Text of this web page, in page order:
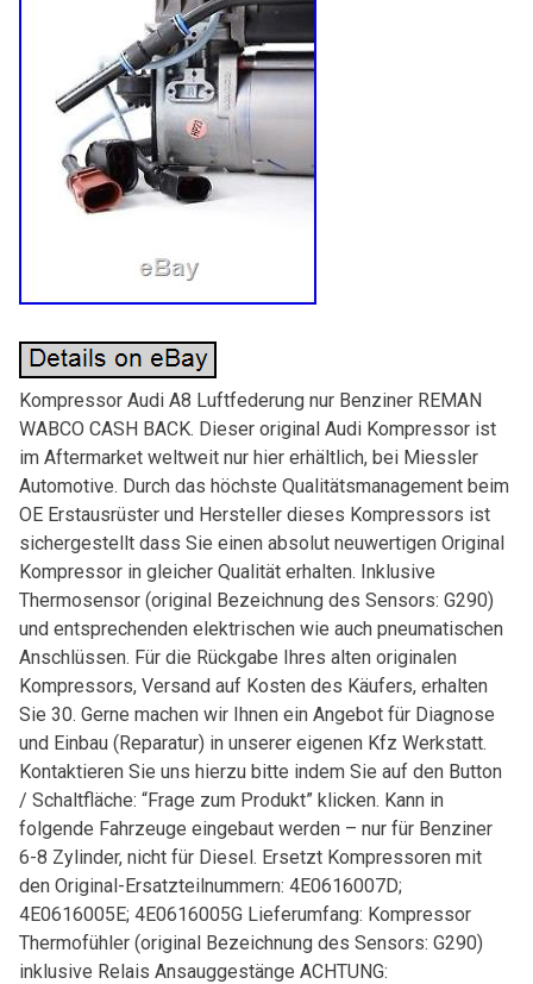
Kompressor Audi A8 Luftfederung nur Benziner REMAN
WABCO CASH BACK. Dieser original Audi Kompressor ist
im Aftermarket weltweit nur hier erhältlich, bei Miessler
Automotive. Durch das höchste Qualitätsmanagement beim
OE Erstausrüster und Hersteller dieses Kompressors ist
sichergestellt dass Sie einen absolut neuwertigen Original
Kompressor in gleicher Qualität erhalten. Inklusive
Thermosensor (original Bezeichnung des Sensors: G290)
und entsprechenden elektrischen wie auch pneumatischen
Anschlüssen. Für die Rückgabe Ihres alten originalen
Kompressors, Versand auf Kosten des Käufers, erhalten
Sie 30. Gerne machen wir Ihnen ein Angebot für Diagnose
und Einbau (Reparatur) in unserer eigenen Kfz Werkstatt.
Kontaktieren Sie uns hierzu bitte indem Sie auf den Button
/ Schaltfläche: “Frage zum Produkt” klicken. Kann in
folgende Fahrzeuge eingebaut werden – nur für Benziner
6-8 Zylinder, nicht für Diesel. Ersetzt Kompressoren mit
den Original-Ersatzteilnummern: 4E0616007D;
4E0616005E; 4E0616005G Lieferumfang: Kompressor
Thermofühler (original Bezeichnung des Sensors: G290)
inklusive Relais Ansauggestänge ACHTUNG: